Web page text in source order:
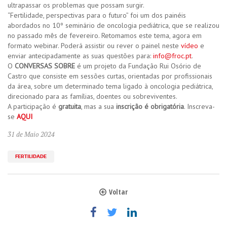
ultrapassar os problemas que possam surgir.
“Fertilidade, perspectivas para o futuro” foi um dos painéis
abordados no 10º seminário de oncologia pediátrica, que se realizou
no passado mês de fevereiro. Retomamos este tema, agora em
formato webinar. Poderá assistir ou rever o painel neste vídeo e
enviar antecipadamente as suas questões para: info@froc.pt.
O CONVERSAS SOBRE é um projeto da Fundação Rui Osório de
Castro que consiste em sessões curtas, orientadas por profissionais
da área, sobre um determinado tema ligado à oncologia pediátrica,
direcionado para as famílias, doentes ou sobreviventes.
A participação é gratuita, mas a sua inscrição é obrigatória. Inscreva-
se AQUI
31 de Maio 2024
FERTILIDADE
Voltar